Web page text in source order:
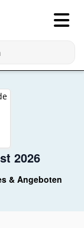
2026
& Angeboten